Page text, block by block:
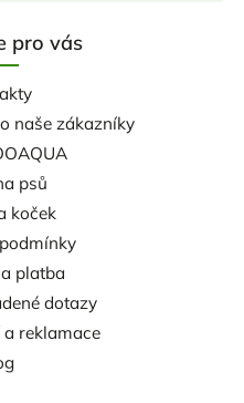
pro vás
naše zákazníky
psů
koček
platba
dotazy
reklamace